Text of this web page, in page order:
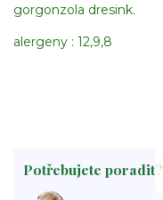
gorgonzola dresink.
alergeny : 12,9,8
Potřebujete poradit?